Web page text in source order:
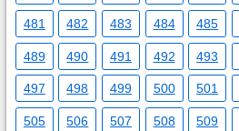
481 482 483 484 485
489 490 491 492 493
497 498 499 500 501
505 506 507 508 509